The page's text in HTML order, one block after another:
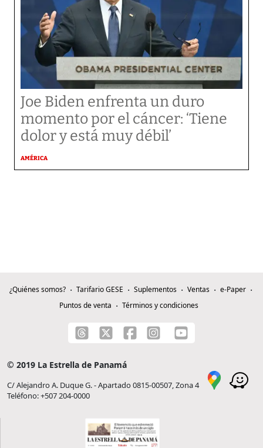
Joe Biden enfrenta un duro
momento por el cáncer: ‘Tiene
dolor y está muy débil’
AMÉRICA
¿Quiénes somos? Tarifario GESE Suplementos Ventas
e-Paper
Puntos de venta
Términos y condiciones
© 2019 La Estrella de Panamá
C/ Alejandro A. Duque G. - Apartado 0815-00507, Zona 4
Teléfono: +507 204-0000